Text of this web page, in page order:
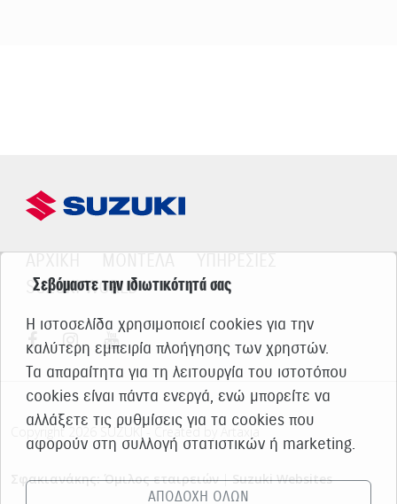
SUZUKI WORLD
Copyright 2026 SUZUKI - Created by Artaxia
Σφακιανάκης: Όμιλος εταιρειών|Suzuki Websites
Σεβόμαστε την ιδιωτικότητά σας
Η ιστοσελίδα χρησιμοποιεί cookies για την
καλύτερη εμπειρία πλοήγησης των χρηστών.
Τα απαραίτητα για τη λειτουργία του ιστοτόπου
cookies είναι πάντα ενεργά, ενώ μπορείτε να
αλλάξετε τις ρυθμίσεις για τα cookies που
αφορούν στη συλλογή στατιστικών ή marketing.
ΑΠΟΔΟΧΗ ΟΛΩΝ